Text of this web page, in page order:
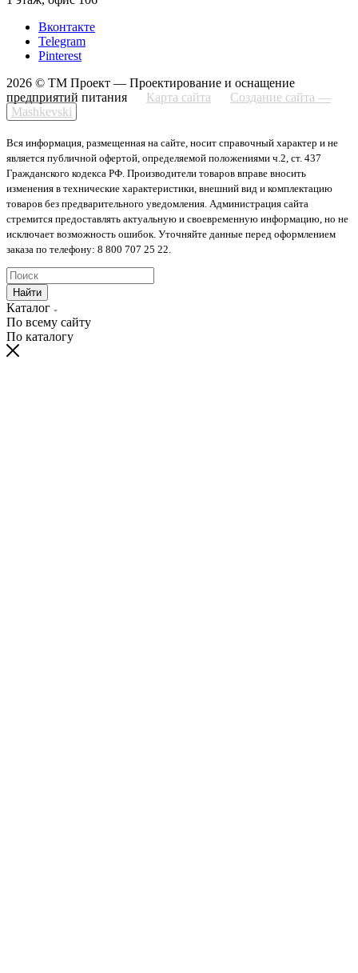
Вконтакте
Telegram
Pinterest
2026 © ТМ Проект — Проектирование и оснащение
предприятий питания
Карта сайта
Создание сайта —
Mashkevski
Вся информация, размещенная на сайте, носит справочный характер и не
является публичной офертой, определяемой положениями ч.2, ст. 437
Гражданского кодекса РФ. Производители товаров вправе вносить
изменения в технические характеристики, внешний вид и комплектацию
товаров без предварительного уведомления. Администрация сайта
стремится предоставлять актуальную и своевременную информацию, но не
исключает возможность ошибок. Уточняйте данные перед оформлением
заказа по телефону: 8 800 707 25 22.
Найти
Каталог
По всему сайту
По каталогу